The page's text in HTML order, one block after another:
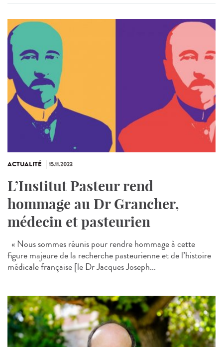
ACTUALITÉ 15.11.2023
L’Institut Pasteur rend
hommage au Dr Grancher,
médecin et pasteurien
« Nous sommes réunis pour rendre hommage à cette
figure majeure de la recherche pasteurienne et de l’histoire
médicale française [le Dr Jacques Joseph...